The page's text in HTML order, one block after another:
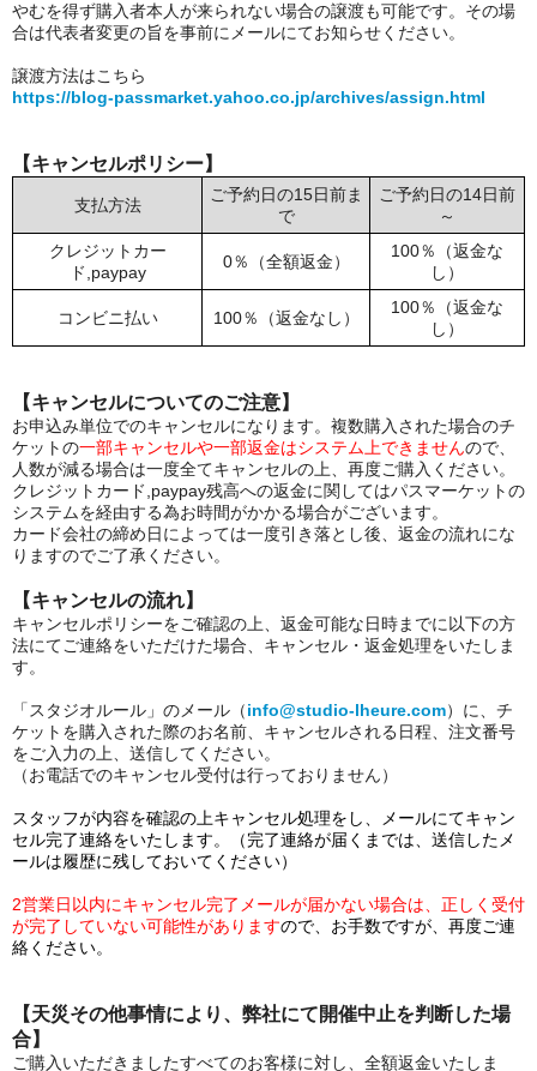
やむを得ず購入者本人が来られない場合の譲渡も可能です。その場
合は代表者変更の旨を事前にメールにてお知らせください。
譲渡方法はこちら
https://blog-passmarket.yahoo.co.jp/archives/assign.html
【キャンセルポリシー】
支払方法
ご予約日の15日前ま
で
ご予約日の14日前
～
クレジットカー
ド,paypay
0％（全額返金）
100％（返金な
し）
コンビニ払い 100％（返金なし）
100％（返金な
し）
【キャンセルについてのご注意】
お申込み単位でのキャンセルになります。複数購入された場合のチ
ケットの一部キャンセルや一部返金はシステム上できませんので、
人数が減る場合は一度全てキャンセルの上、再度ご購入ください。
クレジットカード,paypay残高への返金に関してはパスマーケットの
システムを経由する為お時間がかかる場合がございます。
カード会社の締め日によっては一度引き落とし後、返金の流れにな
りますのでご了承ください。
【キャンセルの流れ】
キャンセルポリシーをご確認の上、返金可能な日時までに以下の方
法にてご連絡をいただけた場合、キャンセル・返金処理をいたしま
す。
「スタジオルール」のメール（info@studio-lheure.com）に、チ
ケットを購入された際のお名前、キャンセルされる日程、注文番号
をご入力の上、送信してください。
（お電話でのキャンセル受付は行っておりません）
スタッフが内容を確認の上キャンセル処理をし、メールにてキャン
セル完了連絡をいたします。（完了連絡が届くまでは、送信したメ
ールは履歴に残しておいてください）
2営業日以内にキャンセル完了メールが届かない場合は、正しく受付
が完了していない可能性がありますので、お手数ですが、再度ご連
絡ください。
【天災その他事情により、弊社にて開催中止を判断した場
合】
ご購入いただきましたすべてのお客様に対し、全額返金いたしま